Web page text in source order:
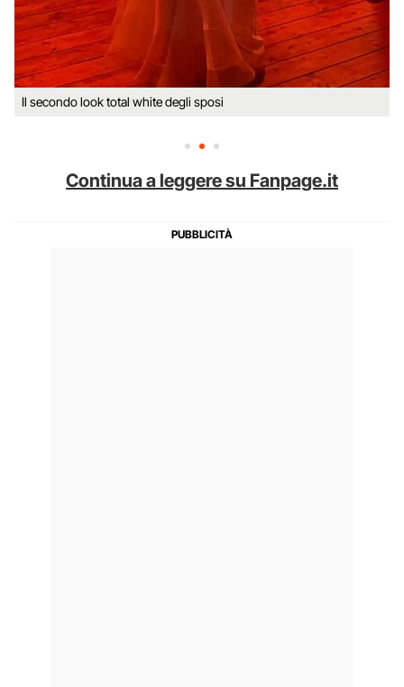
Il secondo look total white degli sposi
Continua a leggere su Fanpage.it